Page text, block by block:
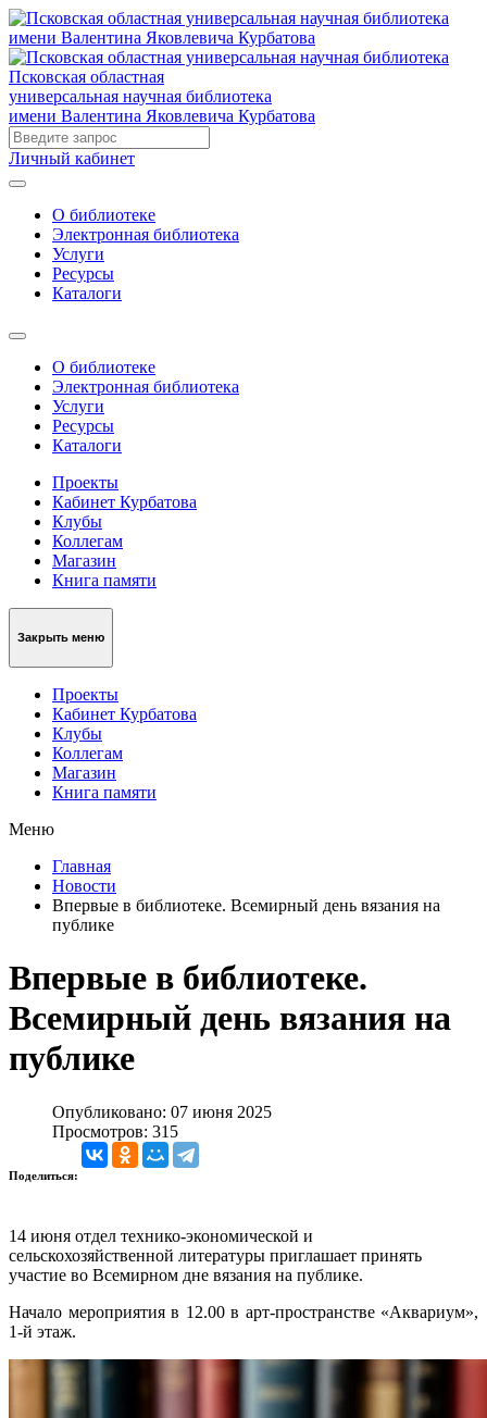
Псковская областная
универсальная научная библиотека
имени Валентина Яковлевича Курбатова
Личный кабинет
О библиотеке
Электронная библиотека
Услуги
Ресурсы
Каталоги
О библиотеке
Электронная библиотека
Услуги
Ресурсы
Каталоги
Проекты
Кабинет Курбатова
Клубы
Коллегам
Магазин
Книга памяти
Закрыть меню
Проекты
Кабинет Курбатова
Клубы
Коллегам
Магазин
Книга памяти
Меню
Главная
Новости
Впервые в библиотеке. Всемирный день вязания на
публике
Впервые в библиотеке.
Всемирный день вязания на
публике
Опубликовано: 07 июня 2025
Просмотров: 315
Поделиться:
14 июня отдел технико-экономической и
сельскохозяйственной литературы приглашает принять
участие во Всемирном дне вязания на публике.
Начало мероприятия в 12.00 в арт-пространстве «Аквариум»,
1-й этаж.